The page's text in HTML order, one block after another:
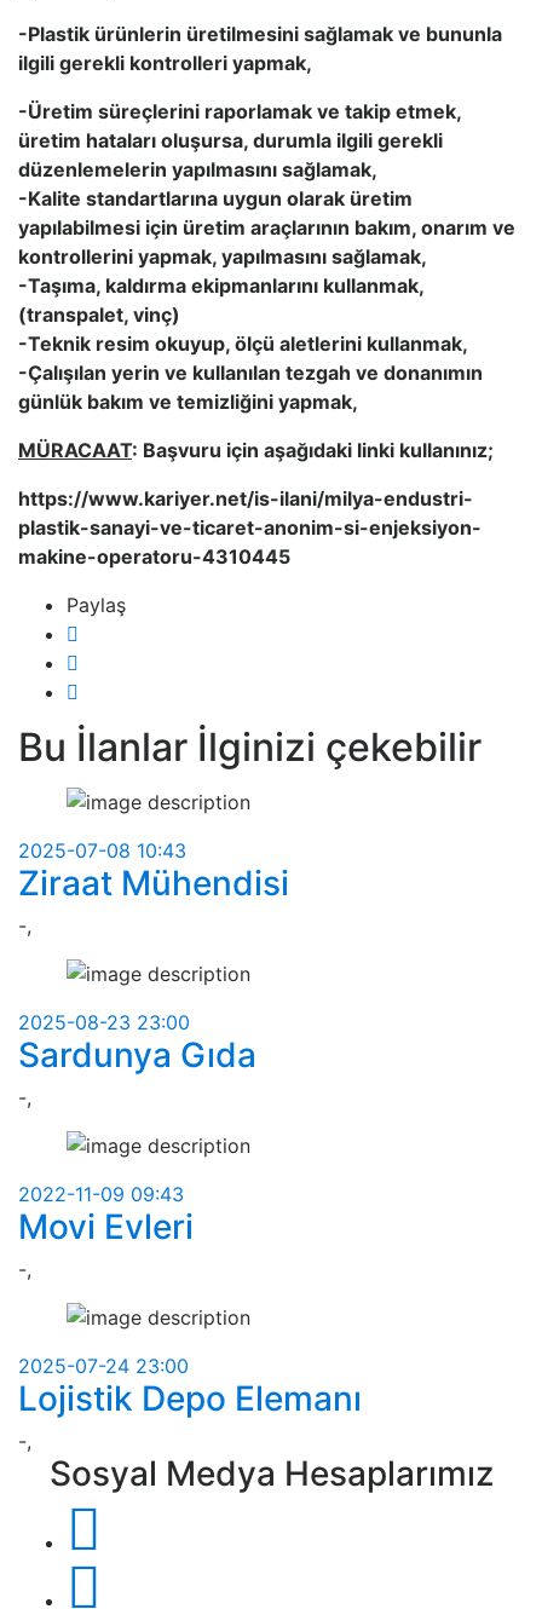
-Plastik ürünlerin üretilmesini sağlamak ve bununla
ilgili gerekli kontrolleri yapmak,
-Üretim süreçlerini raporlamak ve takip etmek,
üretim hataları oluşursa, durumla ilgili gerekli
düzenlemelerin yapılmasını sağlamak,
-Kalite standartlarına uygun olarak üretim
yapılabilmesi için üretim araçlarının bakım, onarım ve
kontrollerini yapmak, yapılmasını sağlamak,
-Taşıma, kaldırma ekipmanlarını kullanmak,
(transpalet, vinç)
-Teknik resim okuyup, ölçü aletlerini kullanmak,
-Çalışılan yerin ve kullanılan tezgah ve donanımın
günlük bakım ve temizliğini yapmak,
MÜRACAAT: Başvuru için aşağıdaki linki kullanınız;
https://www.kariyer.net/is-ilani/milya-endustri-
plastik-sanayi-ve-ticaret-anonim-si-enjeksiyon-
makine-operatoru-4310445
Paylaş
Bu İlanlar İlginizi çekebilir
2025-07-08 10:43
Ziraat Mühendisi
-,
2025-08-23 23:00
Sardunya Gıda
-,
2022-11-09 09:43
Movi Evleri
-,
2025-07-24 23:00
Lojistik Depo Elemanı
-,
Sosyal Medya Hesaplarımız